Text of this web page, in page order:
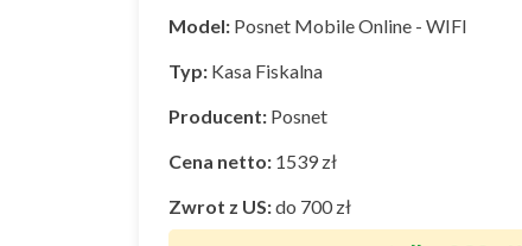
Model: Posnet Mobile Online - WIFI
Typ: Kasa Fiskalna
Producent: Posnet
Cena netto: 1539 zł
Zwrot z US:do 700 zł